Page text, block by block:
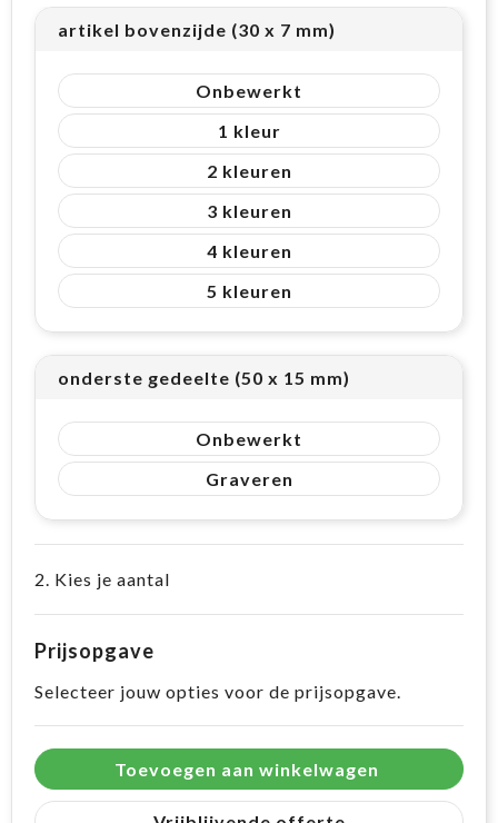
artikel bovenzijde (30 x 7 mm)
Onbewerkt
1
2
3
4
5
onderste gedeelte (50 x 15 mm)
Onbewerkt
Graveren
2. Kies je aantal
Prijsopgave
Selecteer jouw opties voor de prijsopgave.
Toevoegen aan winkelwagen